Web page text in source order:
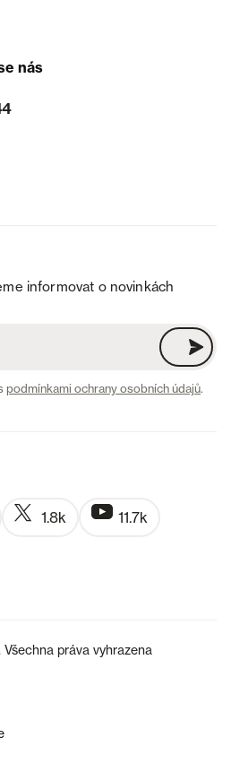
nás
informovat o novinkách
podmínkami ochrany osobních údajů.
1.8k 11.7k
práva vyhrazena